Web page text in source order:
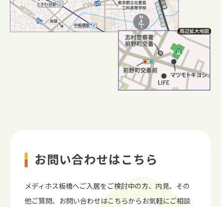
お問い合わせはこちら
メディホス板橋へご入居をご検討中の方、内見、 その
他ご質問、お問い合わせはこちらからお気軽にご相談